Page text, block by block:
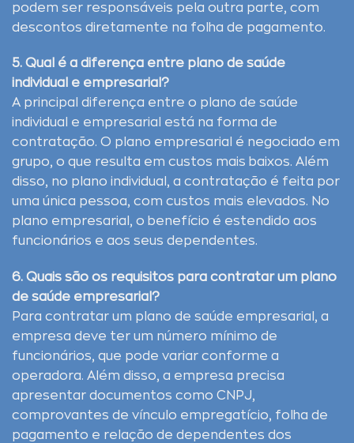
podem ser responsáveis pela outra parte, com
descontos diretamente na folha de pagamento.
5. Qual é a diferença entre plano de saúde
individual e empresarial?
A principal diferença entre o plano de saúde
individual e empresarial está na forma de
contratação. O plano empresarial é negociado em
grupo, o que resulta em custos mais baixos. Além
disso, no plano individual, a contratação é feita por
uma única pessoa, com custos mais elevados. No
plano empresarial, o benefício é estendido aos
funcionários e aos seus dependentes.
6. Quais são os requisitos para contratar um plano
de saúde empresarial?
Para contratar um plano de saúde empresarial, a
empresa deve ter um número mínimo de
funcionários, que pode variar conforme a
operadora. Além disso, a empresa precisa
apresentar documentos como CNPJ,
comprovantes de vínculo empregatício, folha de
pagamento e relação de dependentes dos